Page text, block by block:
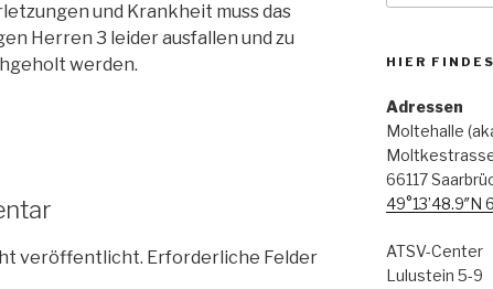
und Krankheit muss das
Herren 3 leider ausfallen und zu
werden.
veröffentlicht. Erforderliche Felder
HIER
Adressen
Moltehalle
66117
49°13’48.9″N
ATSV-Center
Lulustein 5-9